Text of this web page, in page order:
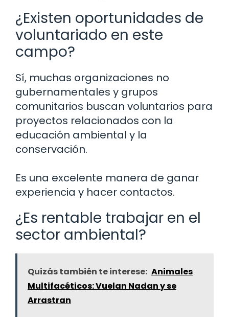
¿Existen oportunidades de
voluntariado en este
campo?
Sí, muchas organizaciones no
gubernamentales y grupos
comunitarios buscan voluntarios para
proyectos relacionados con la
educación ambiental y la
conservación.
Es una excelente manera de ganar
experiencia y hacer contactos.
¿Es rentable trabajar en el
sector ambiental?
Quizás también te interese: Animales
Multifacéticos: Vuelan Nadan y se
Arrastran